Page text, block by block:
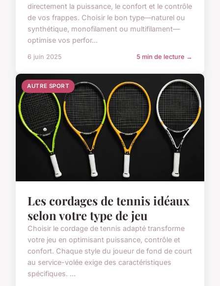
directement la puissance, le confort et le contrôle
de vos frappes. Choisir le bon type—naturel ou
synthétique, monofilament ou multifilament—
optimise vos perfor...
6 juin 2025 5 min de lecture →
AUTRE SPORT
Les cordages de tennis idéaux
selon votre type de jeu
Choisir le cordage de tennis adapté transforme
votre jeu en optimisant puissance, contrôle et
confort. Chaque style du joueur de fond de court
au service-volée exige des caractéristiques
spécifiques. ...